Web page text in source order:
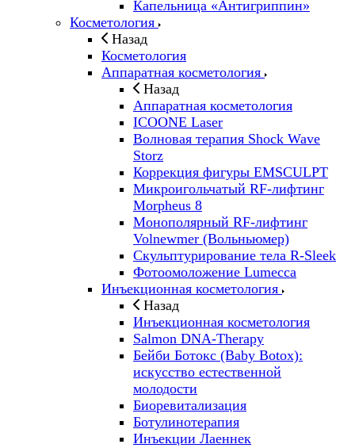
Капельница «Антигриппин»
Косметология
Назад
Косметология
Аппаратная косметология
Назад
Аппаратная косметология
ICOONE Laser
Волновая терапия Shock Wave
Storz
Коррекция фигуры EMSCULPT
Микроигольчатый RF-лифтинг
Morpheus 8
Монополярный RF-лифтинг
Volnewmer (Вольньюмер)
Скульптурирование тела R-Sleek
Фотоомоложение Lumecca
Инъекционная косметология
Назад
Инъекционная косметология
Salmon DNA-Therapy
Бейби Ботокс (Baby Botox):
искусство естественной
молодости
Биоревитализация
Ботулинотерапия
Инъекции Лаеннек